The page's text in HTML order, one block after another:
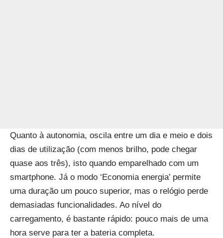
Quanto à autonomia, oscila entre um dia e meio e dois
dias de utilização (com menos brilho, pode chegar
quase aos três), isto quando emparelhado com um
smartphone. Já o modo ‘Economia energia’ permite
uma duração um pouco superior, mas o relógio perde
demasiadas funcionalidades. Ao nível do
carregamento, é bastante rápido: pouco mais de uma
hora serve para ter a bateria completa.